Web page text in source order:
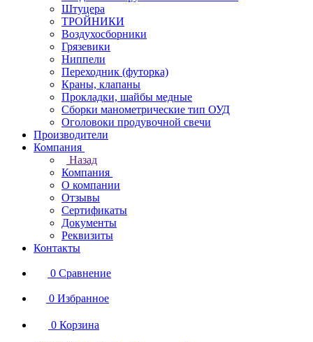
Штуцера
ТРОЙНИКИ
Воздухосборники
Грязевики
Ниппели
Переходник (футорка)
Краны, клапаны
Прокладки, шайбы медные
Сборки манометрические тип ОУД
Оголовоки продувочной свечи
Производители
Компания
Назад
Компания
О компании
Отзывы
Сертификаты
Документы
Реквизиты
Контакты
0 Сравнение
0 Избранное
0 Корзина